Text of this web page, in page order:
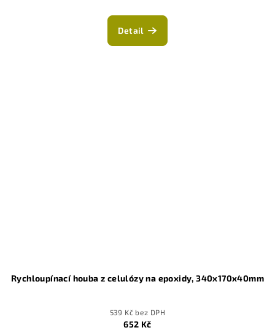
Detail
Rychloupínací houba z celulózy na epoxidy, 340x170x40mm
539 Kč bez DPH
652 Kč